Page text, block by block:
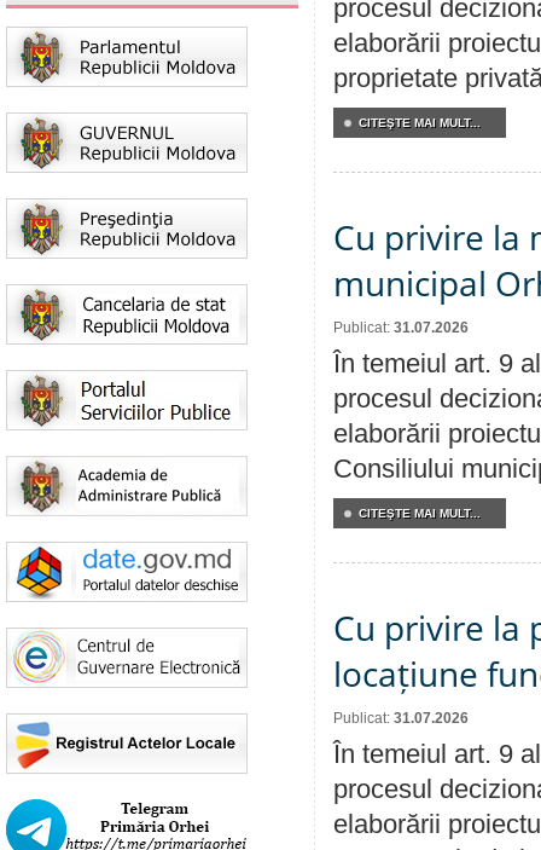
procesul
elaborării
proprietate
CITEŞTE MAI MULT...
Cu privire la
municipal
Publicat: 31.07.2026
În temeiul art. 9
procesul
elaborării
Consiliului
CITEŞTE MAI MULT...
Cu privire la
locațiune
Publicat: 31.07.2026
În temeiul art. 9
procesul
elaborării